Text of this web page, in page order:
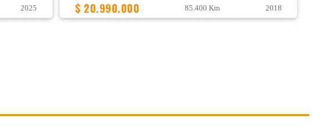
2025 $ 20.990.000 85.400 Km 2018